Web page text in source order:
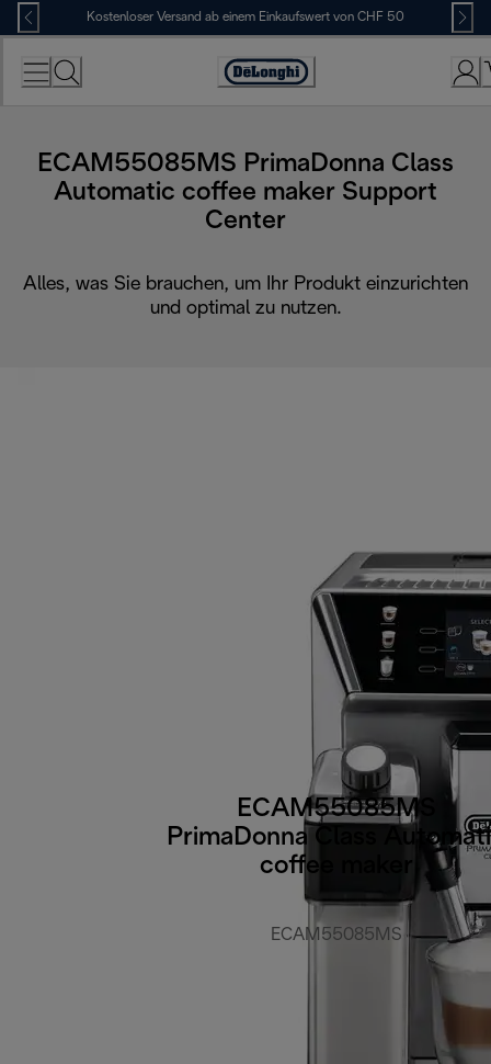
Skip
to
Content
Kostenloser Versand ab einem Einkaufswert von CHF 50
Erklärung
ECAM55085MS PrimaDonna Class
Automatic coffee maker Support
Center
Alles, was Sie brauchen, um Ihr Produkt einzurichten
und optimal zu nutzen.
ECAM55085MS
PrimaDonna Class
coffee maker
ECAM55085MS